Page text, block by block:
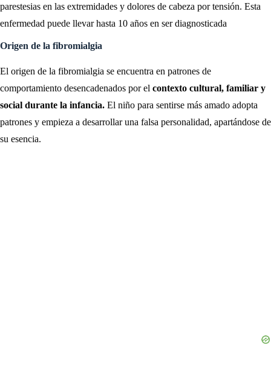
parestesias en las extremidades y dolores de cabeza por tensión. Esta
enfermedad puede llevar hasta 10 años en ser diagnosticada
Origen de la fibromialgia
El origen de la fibromialgia se encuentra en patrones de
comportamiento desencadenados por el contexto cultural, familiar y
social durante la infancia. El niño para sentirse más amado adopta
patrones y empieza a desarrollar una falsa personalidad, apartándose de
su esencia.